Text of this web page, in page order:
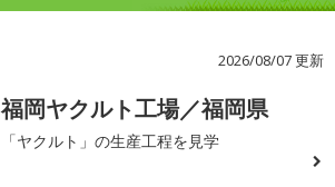
2026/08/07 更新
福岡ヤクルト工場／福岡県
「ヤクルト」の生産工程を見学